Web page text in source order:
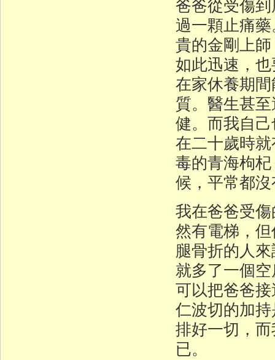
爸爸從受傷
過一顆止痛
貴的金剛上
如此迅速，
在家休養期
質。醫生甚
健。而我自
在二十歲時
毒的青海枸
候，平常都
我在爸爸受
然有電梯，
腿骨折的人
就多了一個
可以把爸爸
仁波切的加
排好一切，
已。